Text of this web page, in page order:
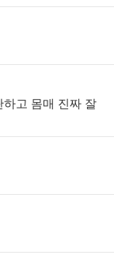
고 몸매 진짜 잘